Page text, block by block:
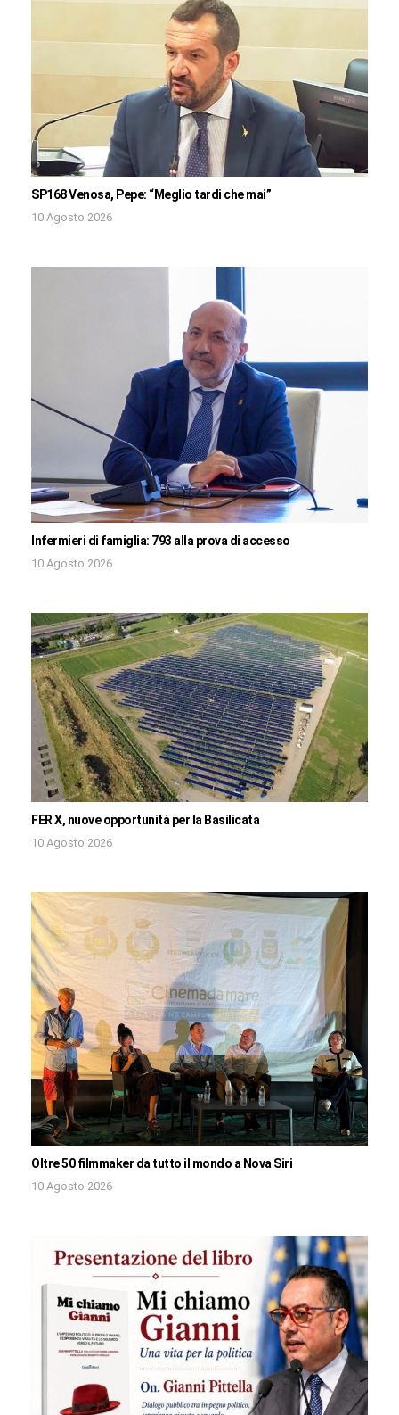
SP168 Venosa, Pepe: “Meglio tardi che mai”
10 Agosto 2026
Infermieri di famiglia: 793 alla prova di accesso
10 Agosto 2026
FER X, nuove opportunità per la Basilicata
10 Agosto 2026
Oltre 50 filmmaker da tutto il mondo a Nova Siri
10 Agosto 2026